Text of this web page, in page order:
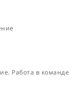
Работа в команде